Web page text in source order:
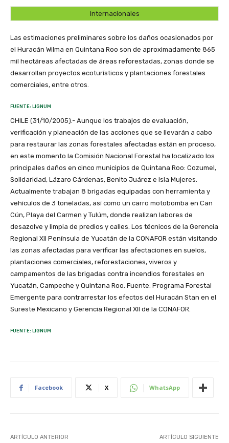
Internacionales
Las estimaciones preliminares sobre los daños ocasionados por
el Huracán Wilma en Quintana Roo son de aproximadamente 865
mil hectáreas afectadas de áreas reforestadas, zonas donde se
desarrollan proyectos ecoturísticos y plantaciones forestales
comerciales, entre otros.
FUENTE: LIGNUM
CHILE (31/10/2005).- Aunque los trabajos de evaluación,
verificación y planeación de las acciones que se llevarán a cabo
para restaurar las zonas forestales afectadas están en proceso,
en este momento la Comisión Nacional Forestal ha localizado los
principales daños en cinco municipios de Quintana Roo: Cozumel,
Solidaridad, Lázaro Cárdenas, Benito Juárez e Isla Mujeres.
Actualmente trabajan 8 brigadas equipadas con herramienta y
vehículos de 3 toneladas, así como un carro motobomba en Can
Cún, Playa del Carmen y Tulúm, donde realizan labores de
desazolve y limpia de predios y calles. Los técnicos de la Gerencia
Regional XII Península de Yucatán de la CONAFOR están visitando
las zonas afectadas para verificar las afectaciones en suelos,
plantaciones comerciales, reforestaciones, viveros y
campamentos de las brigadas contra incendios forestales en
Yucatán, Campeche y Quintana Roo. Fuente: Programa Forestal
Emergente para contrarrestar los efectos del Huracán Stan en el
Sureste Mexicano y Gerencia Regional XII de la CONAFOR.
FUENTE: LIGNUM
Facebook X WhatsApp
ARTÍCULO ANTERIOR ARTÍCULO SIGUIENTE